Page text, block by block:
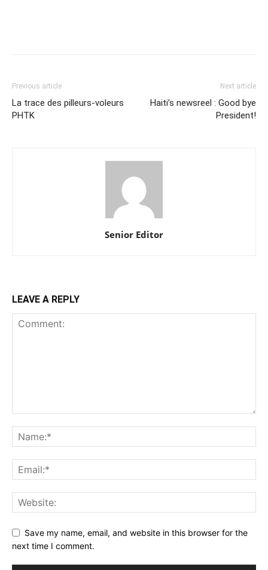
Previous article
La trace des pilleurs-voleurs
PHTK
Next article
Haiti’s newsreel : Good bye
President!
Senior Editor
LEAVE A REPLY
Save my name, email, and website in this browser for the
next time I comment.